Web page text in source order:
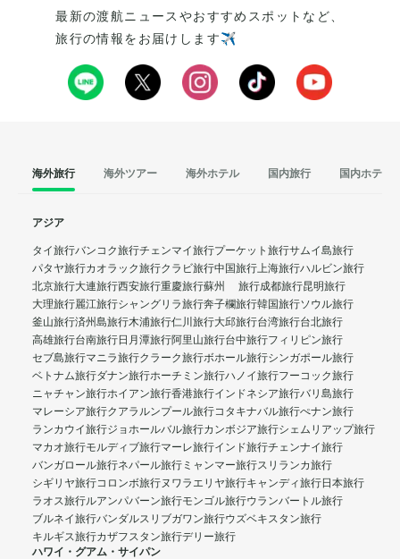
最新の渡航ニュースやおすすめスポットなど、
旅行の情報をお届けします✈️
海外旅行 海外ツアー 海外ホテル 国内旅行 国内ホテル
アジア
タイ旅行バンコク旅行チェンマイ旅行プーケット旅行サムイ島旅行
パタヤ旅行カオラック旅行クラビ旅行中国旅行上海旅行ハルビン旅行
北京旅行大連旅行西安旅行重慶旅行蘇州 旅行成都旅行昆明旅行
大理旅行麗江旅行シャングリラ旅行奔子欄旅行韓国旅行ソウル旅行
釜山旅行済州島旅行木浦旅行仁川旅行大邱旅行台湾旅行台北旅行
高雄旅行台南旅行日月潭旅行阿里山旅行台中旅行フィリピン旅行
セブ島旅行マニラ旅行クラーク旅行ボホール旅行シンガポール旅行
ベトナム旅行ダナン旅行ホーチミン旅行ハノイ旅行フーコック旅行
ニャチャン旅行ホイアン旅行香港旅行インドネシア旅行バリ島旅行
マレーシア旅行クアラルンプール旅行コタキナバル旅行ぺナン旅行
ランカウイ旅行ジョホールバル旅行カンボジア旅行シェムリアップ旅行
マカオ旅行モルディブ旅行マーレ旅行インド旅行チェンナイ旅行
バンガロール旅行ネパール旅行 ミャンマー旅行スリランカ旅行
シギリヤ旅行コロンボ旅行ヌワラエリヤ旅行キャンディ旅行日本旅行
ラオス旅行ルアンパバーン旅行モンゴル旅行ウランバートル旅行
ブルネイ旅行バンダルスリブガワン旅行ウズベキスタン旅行
キルギス旅行カザフスタン旅行デリー旅行
ハワイ・グアム・サイパン